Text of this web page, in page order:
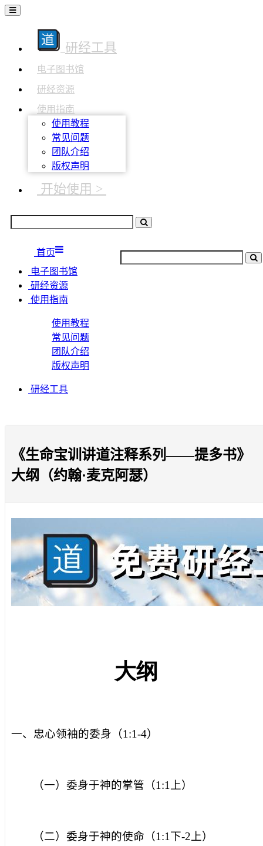
研经工具
电子图书馆
研经资源
使用指南
使用教程
常见问题
团队介绍
版权声明
开始使用 >
首页
电子图书馆
研经资源
使用指南
使用教程
常见问题
团队介绍
版权声明
研经工具
《生命宝训讲道注释系列——提多书》
大纲（约翰·麦克阿瑟）
大纲
一、忠心领袖的委身（1:1-4）
（一）委身于神的掌管（1:1 上）
（二）委身于神的使命（1:1 下-2 上）